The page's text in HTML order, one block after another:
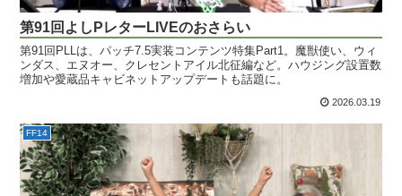
第91回よしPレターLIVEのおさらい
第91回PLLは、パッチ7.5実装コンテンツ特集Part1。魔獣使い、ウィ
ンダス、エヌオー、クレセントアイル北征編など。ハウジング設置数
増加や愛蔵品キャビネットアップデートも話題に。
2026.03.19
FF14